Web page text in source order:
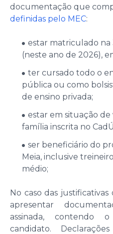
documentação que
definidas pelo MEC:
estar matriculado na
(neste ano de 2026),
ter cursado todo o
pública ou como
de ensino privada;
estar em situação
família inscrita no
ser beneficiário do
Meia, inclusive
médio;
No caso das justificativas
apresentar
assinada, contendo
candidato.